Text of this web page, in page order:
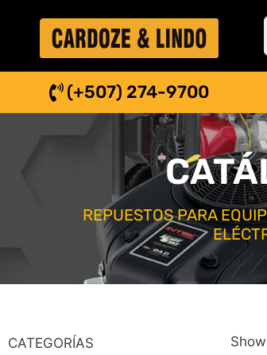
(+507) 274-9700
REPUESTOS PARA
CATEGORÍAS